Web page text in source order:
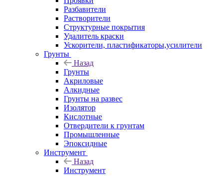
Разбавители
Растворители
Структурные покрытия
Удалитель краски
Ускорители, пластификаторы,усилители
Грунты
Назад
Грунты
Акриловые
Алкидные
Грунты на развес
Изолятор
Кислотные
Отвердители к грунтам
Промышленные
Эпоксидные
Инструмент
Назад
Инструмент